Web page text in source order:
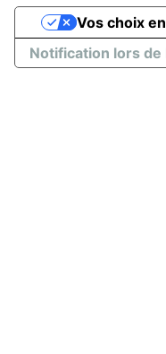
Notification lors de
Vos choix